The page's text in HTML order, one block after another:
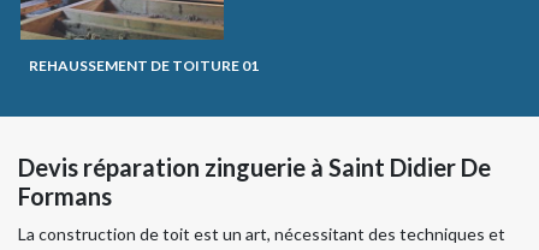
REHAUSSEMENT DE TOITURE 01
Devis réparation zinguerie à Saint Didier De
Formans
La construction de toit est un art, nécessitant des techniques et